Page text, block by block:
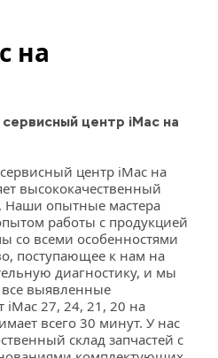
центр iMac на
высококачественный
Наши опытные мастера
работы с продукцией
со всеми особенностями
поступающее к нам на
диагностику, и мы
все выявленные
iMac 27, 24, 21, 20 на
всего 30 минут. У нас
склад запчастей с